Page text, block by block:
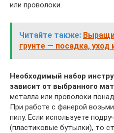
или проволоки.
Читайте также:
грунте — посадка, уход
Необходимый набор
зависит от выбранного
металла или проволоки
При работе с фанерой
пилу. Если используете
(пластиковые бутылки), то